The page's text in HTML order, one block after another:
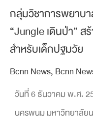
กลุ่มวิชาการพยาบ
“Jungle เดินป่า” ส
สำหรับเด็กปฐมวัย
Bcnn News, Bcnn
วันที่ 6 ธันวาคม พ.ศ.
นครพนม มหาวิทยาลัย